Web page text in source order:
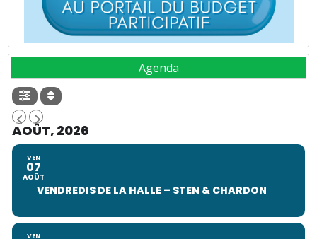
Agenda
AOÛT, 2026
VEN
07
AOÛT
VENDREDIS DE LA HALLE – STEN & CHARDON
VEN